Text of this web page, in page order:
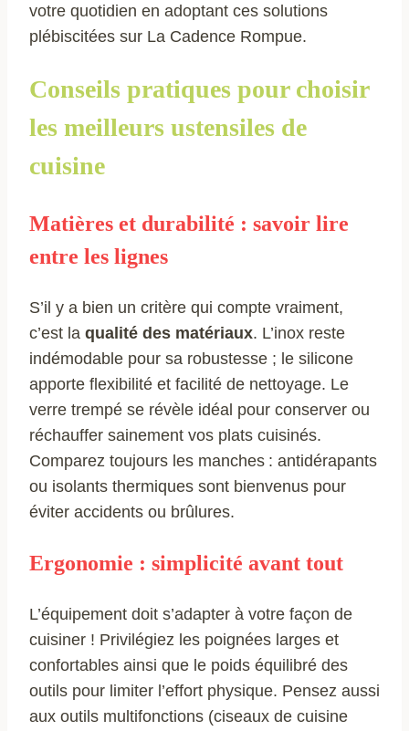
votre quotidien en adoptant ces solutions
plébiscitées sur La Cadence Rompue.
Conseils pratiques pour choisir
les meilleurs ustensiles de
cuisine
Matières et durabilité : savoir lire
entre les lignes
S’il y a bien un critère qui compte vraiment,
c’est la qualité des matériaux. L’inox reste
indémodable pour sa robustesse ; le silicone
apporte flexibilité et facilité de nettoyage. Le
verre trempé se révèle idéal pour conserver ou
réchauffer sainement vos plats cuisinés.
Comparez toujours les manches : antidérapants
ou isolants thermiques sont bienvenus pour
éviter accidents ou brûlures.
Ergonomie : simplicité avant tout
L’équipement doit s’adapter à votre façon de
cuisiner ! Privilégiez les poignées larges et
confortables ainsi que le poids équilibré des
outils pour limiter l’effort physique. Pensez aussi
aux outils multifonctions (ciseaux de cuisine